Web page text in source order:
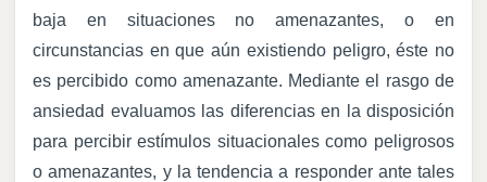
baja en situaciones no amenazantes, o en
circunstancias en que aún existiendo peligro, éste no
es percibido como amenazante. Mediante el rasgo de
ansiedad evaluamos las diferencias en la disposición
para percibir estímulos situacionales como peligrosos
o amenazantes, y la tendencia a responder ante tales